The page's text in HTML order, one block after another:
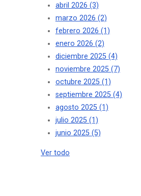
abril 2026 (3)
marzo 2026 (2)
febrero 2026 (1)
enero 2026 (2)
diciembre 2025 (4)
noviembre 2025 (7)
octubre 2025 (1)
septiembre 2025 (4)
agosto 2025 (1)
julio 2025 (1)
junio 2025 (5)
Ver todo